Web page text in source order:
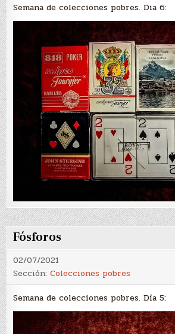
Semana de colecciones pobres. Dia 6:
Fósforos
02/07/2021
Sección:Colecciones pobres
Semana de colecciones pobres. Día 5: